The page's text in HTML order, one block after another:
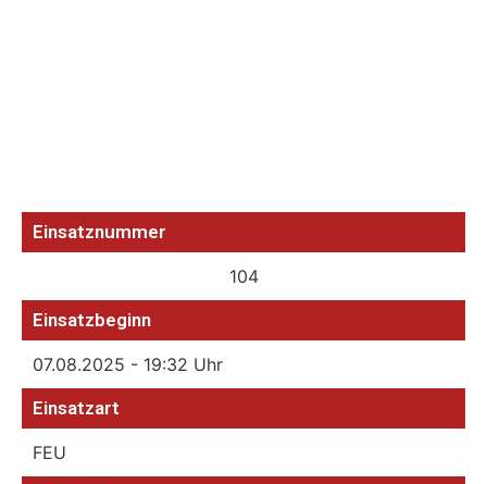
Einsatznummer
104
Einsatzbeginn
07.08.2025 - 19:32 Uhr
Einsatzart
FEU